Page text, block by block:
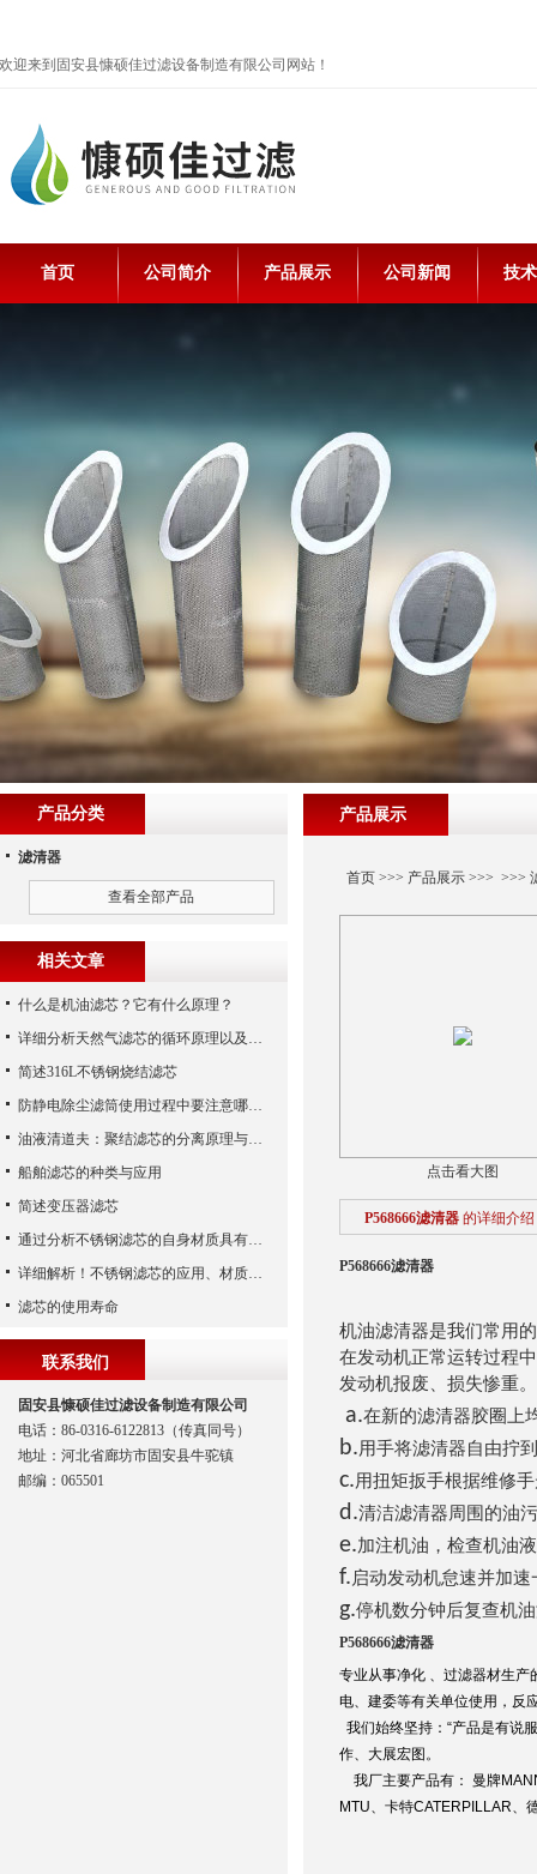
欢迎来到固安县慷硕佳过滤设备制造有限公司网站！
首页 公司简介 产品展示 公司新闻 技
产品展示
首页>>> 产品展示>>> >>>
点击看大图
P568666滤清器 的详细介绍
P568666滤清器
机油滤清器是我们常用
在发动机正常运转过程
发动机报废、损失惨重。
a.在新的滤清器胶圈上
b.用手将滤清器自由拧
c.用扭矩扳手根据维修
d.清洁滤清器周围的油污
e.加注机油，检查机油
f.启动发动机怠速并加
g.停机数分钟后复查机
P568666滤清器
专业从事净化 、过滤器材生
电、建委等有关单位使用，反
我们始终坚持：“产品是有说
作、大展宏图。
我厂主要产品有： 曼牌
MTU、卡特CATERPILLAR、
产品分类
滤清器
查看全部产品
相关文章
什么是机油滤芯？它有什么原理？
详细分析天然气滤芯的循环原理以及使用特性
简述316L不锈钢烧结滤芯
防静电除尘滤筒使用过程中要注意哪些事项
油液清道夫：聚结滤芯的分离原理与核心作用解析
船舶滤芯的种类与应用
简述变压器滤芯
通过分析不锈钢滤芯的自身材质具有哪些优点？
详细解析！不锈钢滤芯的应用、材质以及使用特点
滤芯的使用寿命
联系我们
固安县慷硕佳过滤设备制造有限公司
电话：86-0316-6122813（传真同号）
地址：河北省廊坊市固安县牛驼镇
邮编：065501